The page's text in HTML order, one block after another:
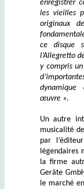
enregistrer
les vieilles
originaux
ce disque
l’Allegretto
y compris
œuvre ».
Un autre
musicalité
par
légendaires
la firme
Geräte
le marché